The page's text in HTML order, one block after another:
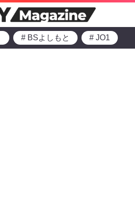
# BSよしもと # JO1